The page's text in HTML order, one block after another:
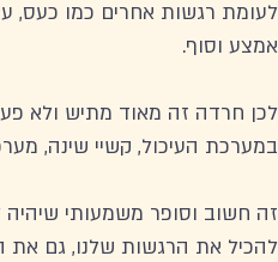
לעומת רגשות אחרים כמו כעס,
אמצע וסוף.
לכן חרדה זה מאוד מתיש ולא
במערכת העיכול, קשיי שינה,
זה חשוב וסופר משמעותי שיהיה
להכיל את הרגשות שלנו, גם את